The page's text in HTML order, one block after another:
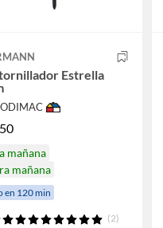
Estrella
mañana
mañana
en 120 min
(2)